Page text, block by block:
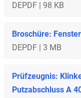
DEPDF | 98 KB
Broschüre:
DEPDF | 3 MB
Prüfzeugnis:
Putzabschluss A